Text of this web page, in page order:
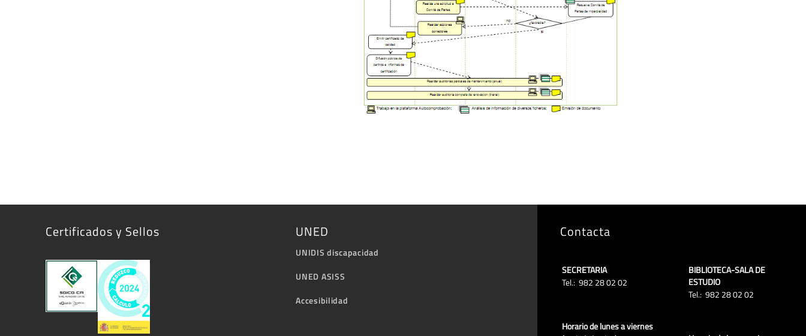
Certificados y Sellos UNED
UNIDIS discapacidad
UNED ASISS
Accesibilidad
Contacta
SECRETARIA
Tel.: 982 28 02 02
Horario de lunes a viernes
BIBLIOTECA-SALA DE
ESTUDIO
Tel.: 982 28 02 02